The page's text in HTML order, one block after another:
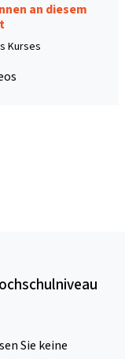
an diesem
Kurses
Sie keine